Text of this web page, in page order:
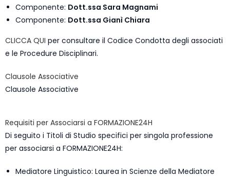
Componente: Dott.ssa Sara Magnami
Componente: Dott.ssa Gianì Chiara
CLICCA QUI per consultare il Codice Condotta degli associati
e le Procedure Disciplinari.
Clausole Associative
Clausole Associative
Requisiti per Associarsi a FORMAZIONE24H
Di seguito i Titoli di Studio specifici per singola professione
per associarsi a FORMAZIONE24H:
Mediatore Linguistico: Laurea in Scienze della Mediatore